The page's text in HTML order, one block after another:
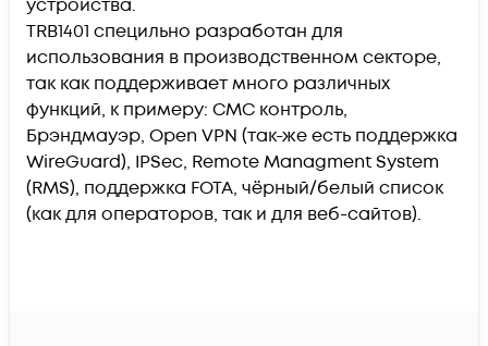
устройства.
TRB1401 специльно разработан для
использования в производственном секторе,
так как поддерживает много различных
функций, к примеру: СМС контроль,
Брэндмауэр, Open VPN (так-же есть поддержка
WireGuard), IPSec, Remote Managment System
(RMS), поддержка FOTA, чёрный/белый список
(как для операторов, так и для веб-сайтов).